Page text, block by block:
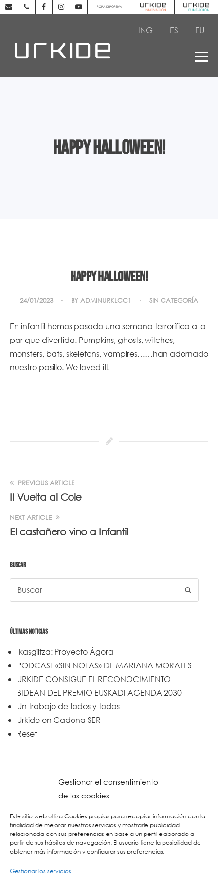
Gestionar el consentimiento
de las cookies
Este sitio web utiliza Cookies propias para recopilar información con la
finalidad de mejorar nuestros servicios y mostrarle publicidad
relacionada con sus preferencias en base a un perfil elaborado a
partir de sus hábitos de navegación. El usuario tiene la posibilidad de
obtener más información y configurar sus preferencias.
Gestionar los servicios
ROPA DEPORTIVA
ING ES EU
Happy Halloween!
Happy Halloween!
24/01/2023 BY ADMINURKLCC1 SIN CATEGORÍA
En infantil hemos pasado una semana terrorífica a la
par que divertida. Pumpkins, ghosts, witches,
monsters, bats, skeletons, vampires……han adornado
nuestro pasillo. We loved it!
PREVIOUS ARTICLE
II Vuelta al Cole
NEXT ARTICLE
El castañero vino a Infantil
BUSCAR
ÚLTIMAS NOTICIAS
Ikasgiltza: Proyecto Ágora
PODCAST «SIN NOTAS» DE MARIANA MORALES
URKIDE CONSIGUE EL RECONOCIMIENTO
BIDEAN DEL PREMIO EUSKADI AGENDA 2030
Un trabajo de todos y todas
Urkide en Cadena SER
Reset